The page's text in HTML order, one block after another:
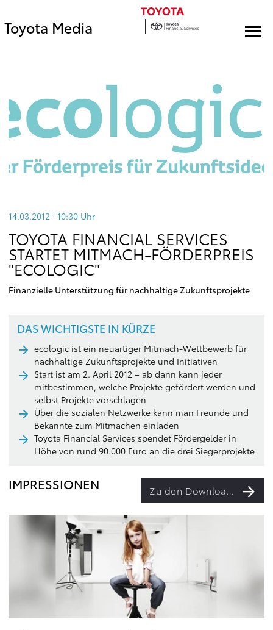
Toyota Media
14.03.2012 · 10:30 Uhr
TOYOTA FINANCIAL SERVICES
STARTET MITMACH-FÖRDERPREIS
"ECOLOGIC"
Finanzielle Unterstützung für nachhaltige Zukunftsprojekte
DAS WICHTIGSTE IN KÜRZE
ecologic ist ein neuartiger Mitmach-Wettbewerb für
nachhaltige Zukunftsprojekte und Initiativen
Start ist am 2. April 2012 – ab dann kann jeder
mitbestimmen, welche Projekte gefördert werden und
selbst Projekte vorschlagen
Über die sozialen Netzwerke kann man Freunde und
Bekannte zum Mitmachen einladen
Toyota Financial Services spendet Fördergelder in
Höhe von rund 90.000 Euro an die drei Siegerprojekte
IMPRESSIONEN Zu den Downloads